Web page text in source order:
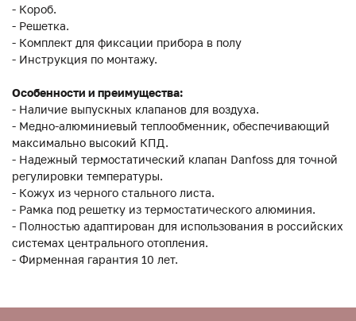
- Короб.
- Решетка.
- Комплект для фиксации прибора в полу
- Инструкция по монтажу.
Особенности и преимущества:
- Наличие выпускных клапанов для воздуха.
- Медно-алюминиевый теплообменник, обеспечивающий
максимально высокий КПД.
- Надежный термостатический клапан Danfoss для точной
регулировки температуры.
- Кожух из черного стального листа.
- Рамка под решетку из термостатического алюминия.
- Полностью адаптирован для использования в российских
системах центрального отопления.
- Фирменная гарантия 10 лет.